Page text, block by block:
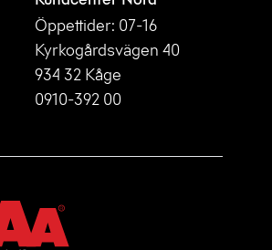
Öppettider: 07-16
Kyrkogårdsvägen 40
934 32 Kåge
0910-392 00